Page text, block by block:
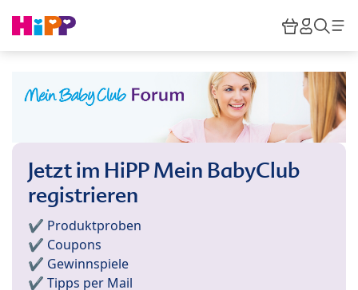
HiPP
Jetzt im HiPP Mein BabyClub
registrieren
✔️ Produktproben
✔️ Coupons
✔️ Gewinnspiele
✔️ Tipps per Mail